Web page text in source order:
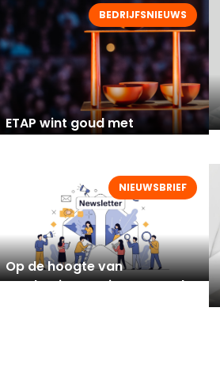
BEDRIJFSNIEUWS
ETAP wint goud met
NIEUWSBRIEF
Op de hoogte van
productinnovaties en trends